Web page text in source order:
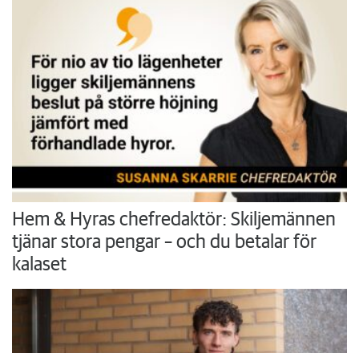
Hem & Hyras chefredaktör: Skiljemännen
tjänar stora pengar – och du betalar för
kalaset